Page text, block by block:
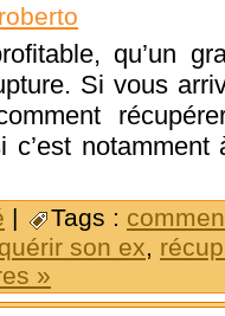
roberto
qu’un
Si vous
c’est
| Tags :
son ex,
»